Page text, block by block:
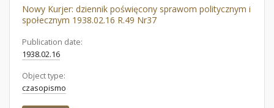
Nowy Kurjer: dziennik poświęcony sprawom politycznym i
społecznym 1938.02.16 R.49 Nr37
Publication date:
1938.02.16
Object type:
czasopismo